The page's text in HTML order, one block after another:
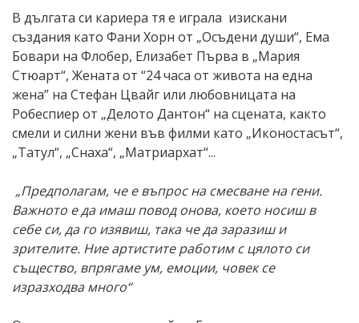
В дългата си кариера тя е играла изискани
създания като Фани Хорн от „Осъдени души“, Ема
Бовари на Флобер, Елизабет Първа в „Мария
Стюарт“, Жената от “24 часа от живота на една
жена” на Стефан Цвайг или любовницата на
Робеспиер от „Делото Дантон“ на сцената, както
смели и силни жени във филми като „Иконостасът“,
„Татул“, „Снаха“, „Матриархат“...
„Предполагам, че е въпрос на смесване на гени.
Важното е да имаш повод онова, което носиш в
себе си, да го изявиш, така че да заразиш и
зрителите. Ние артистите работим с цялото си
същество, впрягаме ум, емоции, човек се
изразходва много“